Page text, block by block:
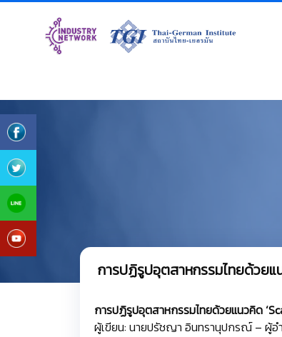
การปฏิรูปอุตสาหกรรมไทยด้วยแ
การปฏิรูปอุตสาหกรรมไทยด้วยแนวคิด
ผู้เขียน: นายปรัชญา อินทรานุปกรณ์ – ผู้อ